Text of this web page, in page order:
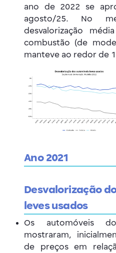
ano de 2022 se
agosto/25. No
desvalorização
combustão (de
manteve ao redor de
Ano 2021
Desvalorização
leves usados
Os automóveis
mostraram,
de preços em